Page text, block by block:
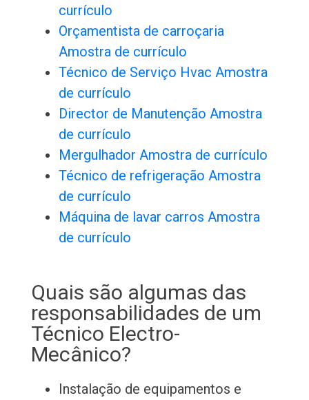
currículo
Orçamentista de carroçaria
Amostra de currículo
Técnico de Serviço Hvac Amostra
de currículo
Director de Manutenção Amostra
de currículo
Mergulhador Amostra de currículo
Técnico de refrigeração Amostra
de currículo
Máquina de lavar carros Amostra
de currículo
Quais são algumas das
responsabilidades de um
Técnico Electro-
Mecânico?
Instalação de equipamentos e